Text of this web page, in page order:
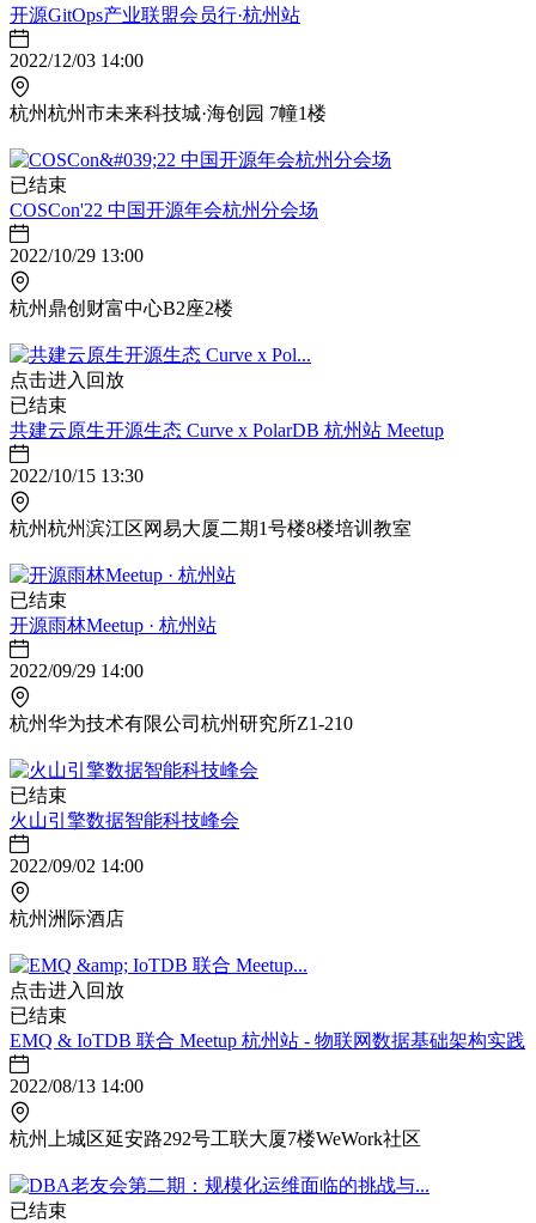
开源GitOps产业联盟会员行·杭州站
2022/12/03 14:00
杭州杭州市未来科技城·海创园 7幢1楼
已结束
COSCon'22 中国开源年会杭州分会场
2022/10/29 13:00
杭州鼎创财富中心B2座2楼
点击进入回放
已结束
共建云原生开源生态 Curve x PolarDB 杭州站 Meetup
2022/10/15 13:30
杭州杭州滨江区网易大厦二期1号楼8楼培训教室
已结束
开源雨林Meetup · 杭州站
2022/09/29 14:00
杭州华为技术有限公司杭州研究所Z1-210
已结束
火山引擎数据智能科技峰会
2022/09/02 14:00
杭州洲际酒店
点击进入回放
已结束
EMQ & IoTDB 联合 Meetup 杭州站 - 物联网数据基础架构实践
2022/08/13 14:00
杭州上城区延安路292号工联大厦7楼WeWork社区
已结束